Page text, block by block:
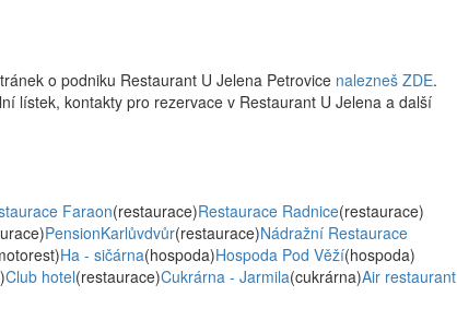
o podniku Restaurant U Jelena Petrovice nalezneš ZDE.
lístek, kontakty pro rezervace v Restaurant U Jelena a další
Faraon(restaurace)Restaurace Radnice(restaurace)
PensionKarlůvdvůr(restaurace)Nádražní Restaurace
Ha - sičárna(hospoda)Hospoda Pod Věží(hospoda)
Club hotel(restaurace)Cukrárna - Jarmila(cukrárna)Air restaurant